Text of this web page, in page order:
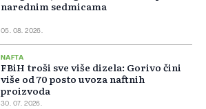
narednim sedmicama
05. 08. 2026.
NAFTA
FBiH troši sve više dizela: Gorivo čini
više od 70 posto uvoza naftnih
proizvoda
30. 07. 2026.